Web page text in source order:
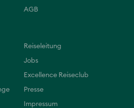
AGB
Reiseleitung
Jobs
Excellence Reiseclub
Presse
Impressum